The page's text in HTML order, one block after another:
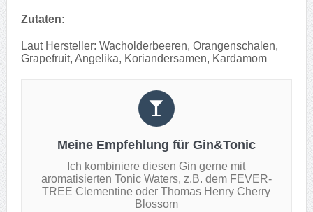
Zutaten:
Laut Hersteller: Wacholderbeeren, Orangenschalen,
Grapefruit, Angelika, Koriandersamen, Kardamom
Meine Empfehlung für Gin&Tonic
Ich kombiniere diesen Gin gerne mit
aromatisierten Tonic Waters, z.B. dem FEVER-
TREE Clementine oder Thomas Henry Cherry
Blossom